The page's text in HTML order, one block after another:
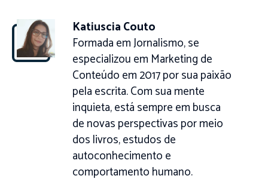
Katiuscia Couto
Formada em Jornalismo, se
especializou em Marketing de
Conteúdo em 2017 por sua paixão
pela escrita. Com sua mente
inquieta, está sempre em busca
de novas perspectivas por meio
dos livros, estudos de
autoconhecimento e
comportamento humano.